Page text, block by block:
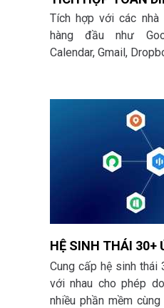
Cung cấp hệ sinh
với nhau cho phép
nhiều phần mềm
Tích hợp với các nhà
hàng đầu như
Calendar, Gmail,
HỆ SINH THÁI 30+